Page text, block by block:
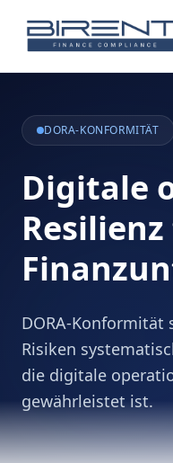
DORA-KONFORMITÄT
Digitale
DORA-Konformität
Risiken
die digitale
gewährleistet ist.